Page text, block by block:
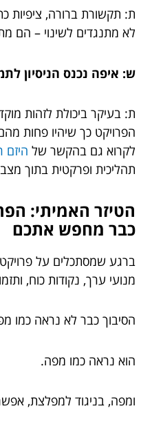
ת: תקשורת ברורה, ציפיות
לא מתנגדים לשינוי – הם
ש: איפה נכנס הניסיון
ת: בעיקר ביכולת לזהות
הפרויקט כך שיהיו פחות
לקרוא גם בהקשר של היזם
תהליכית ופרקטית בתוך
הטיזר האמיתי:
כבר מחפש אתכם
ברגע שמסתכלים על
מנועי ערך, נקודות כוח,
הסיבוך כבר לא נראה כמו
הוא נראה כמו מפה.
ומפה, בניגוד למפלצת,